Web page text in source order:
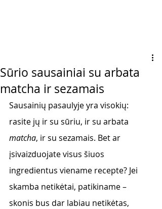
Sūrio sausainiai su arbata
matcha ir sezamais
Sausainių pasaulyje yra visokių:
rasite jų ir su sūriu, ir su arbata
matcha, ir su sezamais. Bet ar
įsivaizduojate visus šiuos
ingredientus viename recepte? Jei
skamba netikėtai, patikiname –
skonis bus dar labiau netikėtas,